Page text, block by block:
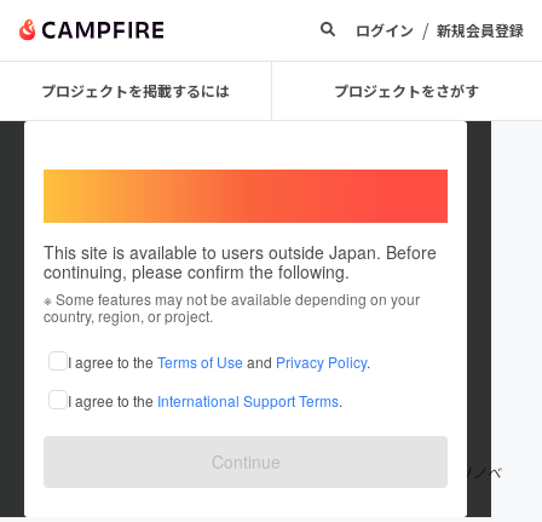
ログイン / 新規会員登録
プロジェクトを掲載するには プロジェクトをさがす
This site is available to users outside Japan. Before
continuing, please confirm the following.
※ Some features may not be available depending on your
country, region, or project.
I agree to the Terms of Use and Privacy Policy.
I agree to the International Support Terms.
Continue
BuildArt
これまでに1件のプロジェクトを投稿しています
在住国：日本 現在地：神奈川県
出身国：日本 出身地：神奈川県
神奈川県相模原市に本社を置く工務店。注文住宅、リフォーム、リノベ
ーションを専門としています。